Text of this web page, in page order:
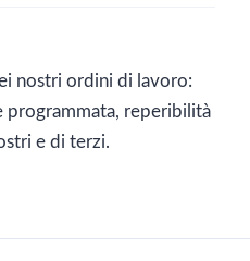
nostri ordini di lavoro:
reperibilità
e di terzi.